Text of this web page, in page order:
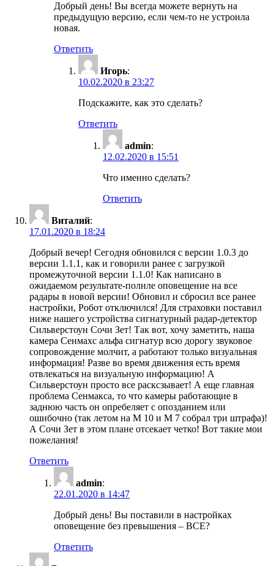
Добрый день! Вы всегда можете вернуть на
предыдущую версию, если чем-то не устроила
новая.
Ответить
Игорь:
10.02.2020 в 23:27
Подскажите, как это сделать?
Ответить
admin:
12.02.2020 в 15:51
Что именно сделать?
Ответить
Виталий:
17.01.2020 в 18:24
Добрый вечер! Сегодня обновился с версии 1.0.3 до
версии 1.1.1, как и говорили ранее с загрузкой
промежуточной версии 1.1.0! Как написано в
ожидаемом результате-полнле оповещение на все
радары в новой версии! Обновил и сбросил все ранее
настройки, Робот отключился! Для страховки поставил
ниже нашего устройства сигнатурный радар-детектор
Сильверстоун Сочи Зет! Так вот, хочу заметить, наша
камера Сенмахс альфа сигнатур всю дорогу звуковое
сопровождение молчит, а работают только визуальная
информация! Разве во время движения есть время
отвлекаться на визуальную информацию! А
Сильверстоун просто все расксзывает! А еще главная
проблема Сенмакса, то что камеры работающие в
заднюю часть он опребеляет с опозданием или
ошибочно (так летом на М 10 и М 7 собрал три штрафа)!
А Сочи Зет в этом плане отсекает четко! Вот такие мои
пожелания!
Ответить
admin:
22.01.2020 в 14:47
Добрый день! Вы поставили в настройках
оповещение без превышения – ВСЕ?
Ответить